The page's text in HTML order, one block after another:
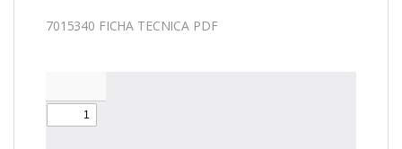
7015340 FICHA TECNICA PDF